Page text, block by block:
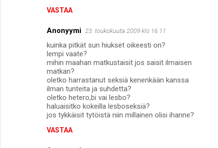
VASTAA
Anonyymi 23. toukokuuta 2009 klo 16.11
kuinka pitkät sun hiukset oikeesti on?
lempi vaate?
mihin maahan matkustaisit jos saisit ilmaisen
matkan?
oletko harrastanut seksiä kenenkään kanssa
ilman tunteita ja suhdetta?
oletko hetero,bi vai lesbo?
haluaisitko kokeilla lesboseksiä?
jos tykkäisit tytöistä niin millainen olisi ihanne?
VASTAA